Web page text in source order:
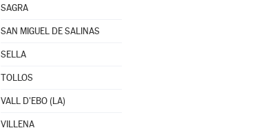
SAGRA
SAN MIGUEL DE SALINAS
SELLA
TOLLOS
VALL D'EBO (LA)
VILLENA